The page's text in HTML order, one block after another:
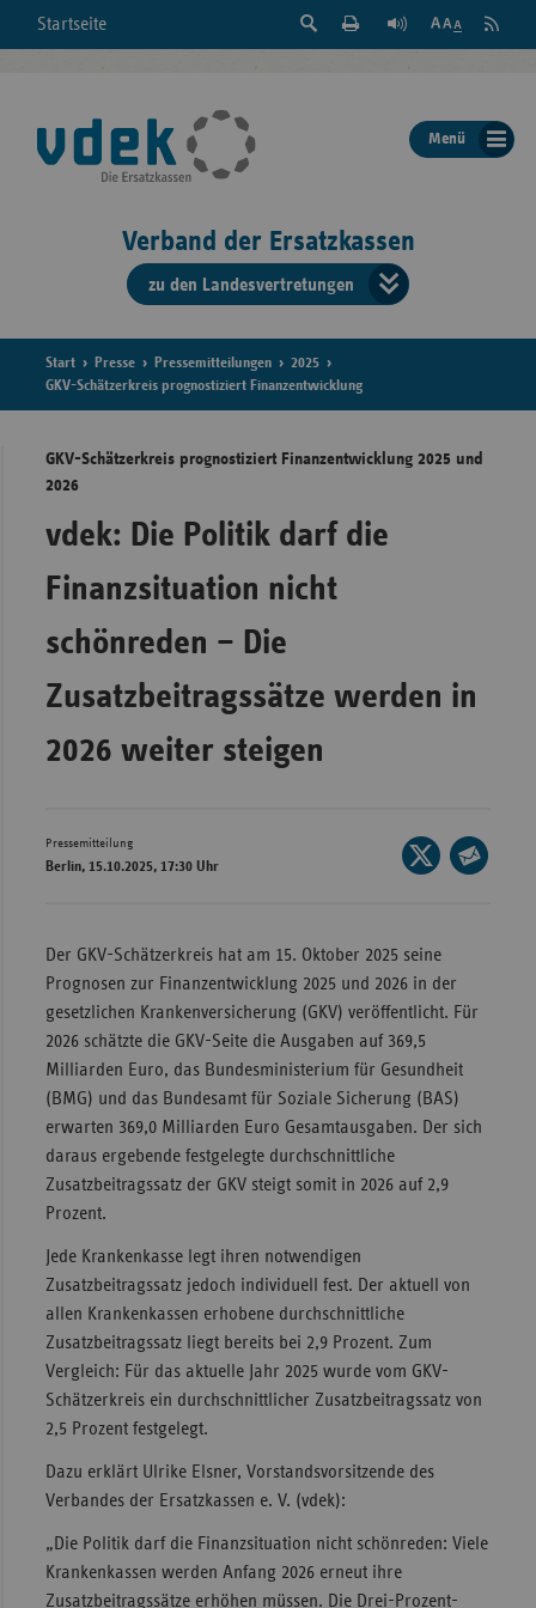
Startseite
Suche
der
Seite
Feed
Menü
Verband der Ersatzkassen
zu den Landesvertretungen
der
Start Presse Pressemitteilungen
2025
GKV-Schätzerkreis prognostiziert Finanzentwicklung
GKV-Schätzerkreis prognostiziert Finanzentwicklung 2025 und
2026
vdek: Die Politik darf die
Finanzsituation nicht
schönreden – Die
Zusatzbeitragssätze werden in
2026 weiter steigen
Pressemitteilung
Berlin, 15.10.2025, 17:30 Uhr
Seite
auf
teilen
Der GKV-Schätzerkreis hat am 15. Oktober 2025 seine
Prognosen zur Finanzentwicklung 2025 und 2026 in der
gesetzlichen Krankenversicherung (GKV) veröffentlicht. Für
2026 schätzte die GKV-Seite die Ausgaben auf 369,5
Milliarden Euro, das Bundesministerium für Gesundheit
(BMG) und das Bundesamt für Soziale Sicherung (BAS)
erwarten 369,0 Milliarden Euro Gesamtausgaben. Der sich
daraus ergebende festgelegte durchschnittliche
Zusatzbeitragssatz der GKV steigt somit in 2026 auf 2,9
Prozent.
Jede Krankenkasse legt ihren notwendigen
Zusatzbeitragssatz jedoch individuell fest. Der aktuell von
allen Krankenkassen erhobene durchschnittliche
Zusatzbeitragssatz liegt bereits bei 2,9 Prozent. Zum
Vergleich: Für das aktuelle Jahr 2025 wurde vom GKV-
Schätzerkreis ein durchschnittlicher Zusatzbeitragssatz von
2,5 Prozent festgelegt.
Dazu erklärt Ulrike Elsner, Vorstandsvorsitzende des
Verbandes der Ersatzkassen e. V. (vdek):
„Die Politik darf die Finanzsituation nicht schönreden: Viele
Krankenkassen werden Anfang 2026 erneut ihre
Zusatzbeitragssätze erhöhen müssen. Die Drei-Prozent-